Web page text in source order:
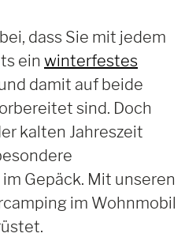
dass Sie mit jedem
ein winterfestes
damit auf beide
sind. Doch
kalten Jahreszeit
Gepäck. Mit unseren
im Wohnmobil